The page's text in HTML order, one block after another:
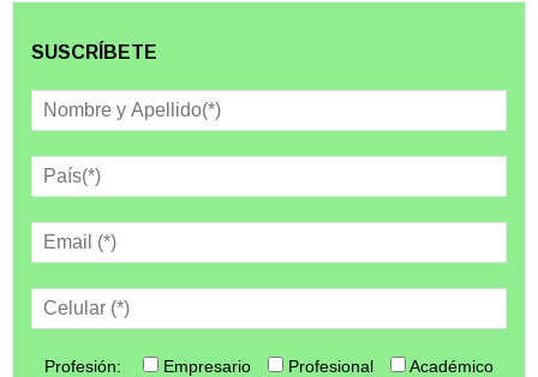
SUSCRÍBETE
Profesión: Empresario Profesional
Académico